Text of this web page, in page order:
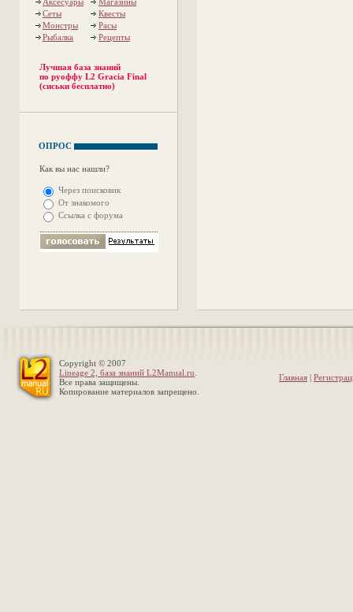
Сеты
Квесты
Монстры
Расы
Рыбалка
Рецепты
Лучшая база знаний
по руоффу L2 Gracia Final
(сиськи бесплатно)
ОПРОС
Как вы нас нашли?
Через поисковик
От знакомого
Ссылка с форума
Copyright © 2007
Lineage 2, база знаний L2Manual.ru
Все права защищены.
Копирование материалов запрещено.
Главная |